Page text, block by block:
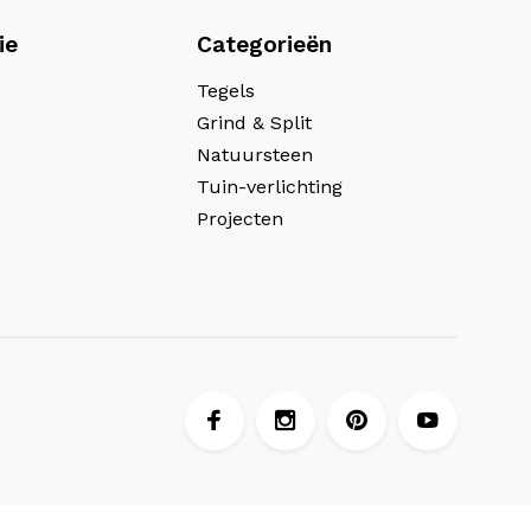
Categorieën
Tegels
Grind & Split
Natuursteen
Tuin-verlichting
Projecten